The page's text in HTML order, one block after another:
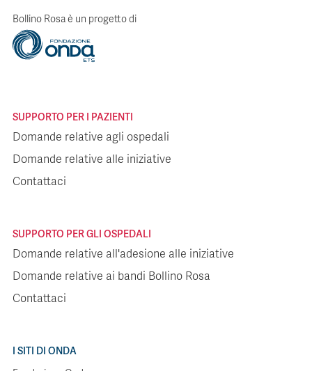
Bollino Rosa è un progetto di
SUPPORTO PER I PAZIENTI
Domande relative agli ospedali
Domande relative alle iniziative
Contattaci
SUPPORTO PER GLI OSPEDALI
Domande relative all'adesione alle iniziative
Domande relative ai bandi Bollino Rosa
Contattaci
I SITI DI ONDA